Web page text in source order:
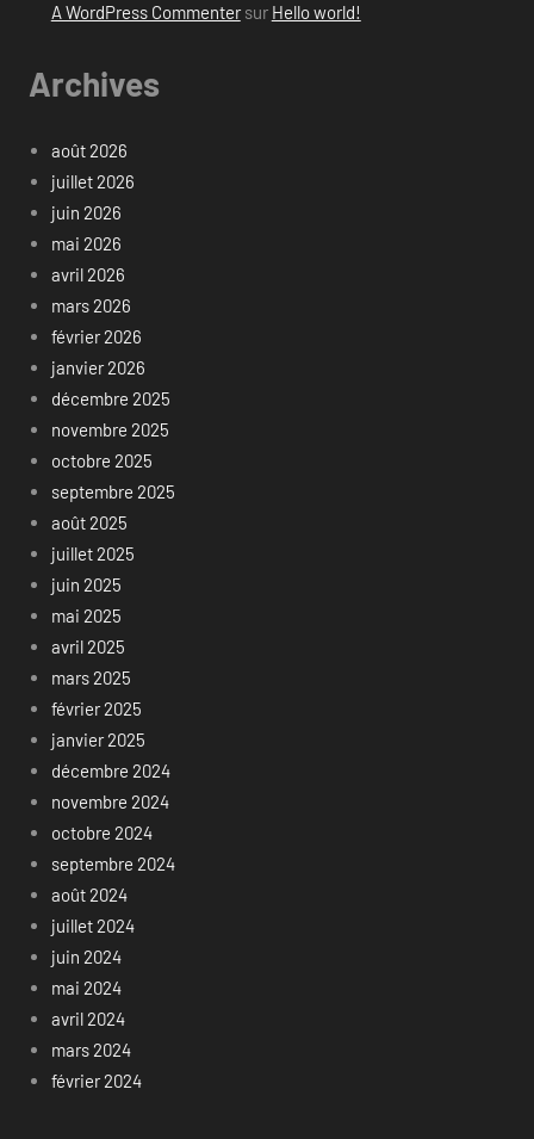
A WordPress Commentersur Hello world!
Archives
août 2026
juillet 2026
juin 2026
mai 2026
avril 2026
mars 2026
février 2026
janvier 2026
décembre 2025
novembre 2025
octobre 2025
septembre 2025
août 2025
juillet 2025
juin 2025
mai 2025
avril 2025
mars 2025
février 2025
janvier 2025
décembre 2024
novembre 2024
octobre 2024
septembre 2024
août 2024
juillet 2024
juin 2024
mai 2024
avril 2024
mars 2024
février 2024